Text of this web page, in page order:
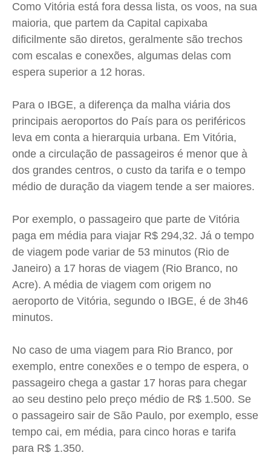
Como Vitória está fora dessa lista, os voos, na sua
maioria, que partem da Capital capixaba
dificilmente são diretos, geralmente são trechos
com escalas e conexões, algumas delas com
espera superior a 12 horas.
Para o IBGE, a diferença da malha viária dos
principais aeroportos do País para os periféricos
leva em conta a hierarquia urbana. Em Vitória,
onde a circulação de passageiros é menor que à
dos grandes centros, o custo da tarifa e o tempo
médio de duração da viagem tende a ser maiores.
Por exemplo, o passageiro que parte de Vitória
paga em média para viajar R$ 294,32. Já o tempo
de viagem pode variar de 53 minutos (Rio de
Janeiro) a 17 horas de viagem (Rio Branco, no
Acre). A média de viagem com origem no
aeroporto de Vitória, segundo o IBGE, é de 3h46
minutos.
No caso de uma viagem para Rio Branco, por
exemplo, entre conexões e o tempo de espera, o
passageiro chega a gastar 17 horas para chegar
ao seu destino pelo preço médio de R$ 1.500. Se
o passageiro sair de São Paulo, por exemplo, esse
tempo cai, em média, para cinco horas e tarifa
para R$ 1.350.